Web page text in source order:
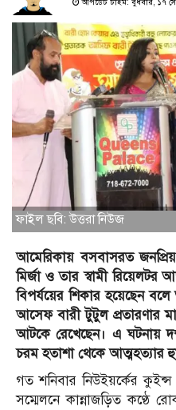
আপডেট টাইম: বুধবার, ১৭
ফাইল ছবি: উত্তরা নিউজ
আমেরিকায় বসবাসরত
মির্জা ও তার স্বামী
বিপর্যয়ের শিকার হয়েছেন
আসেফ বারী টুটুল প্রতারণার
আটকে রেখেছেন। এ ঘটনায়
চরম হতাশা থেকে আত্মহত্যার
গত শনিবার নিউইয়র্কের
সম্মেলনে কান্নাজড়িত কণ্ঠে